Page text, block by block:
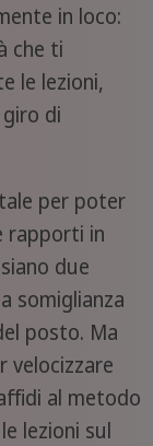
in loco:
che ti
le lezioni,
di
per poter
rapporti in
due
somiglianza
posto. Ma
velocizzare
al metodo
lezioni sul